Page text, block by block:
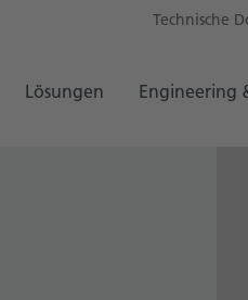
Technische
Lösungen Engineering